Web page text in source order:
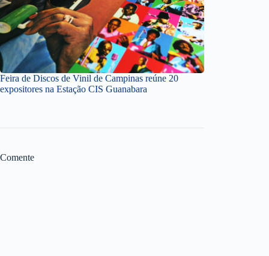
Feira de Discos de Vinil de Campinas reúne 20
expositores na Estação CIS Guanabara
Comente